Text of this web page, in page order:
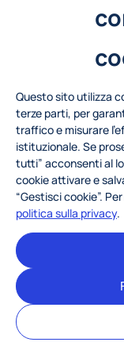
Questo sito utilizza
terze parti, per
traffico e misurare
istituzionale. Se
tutti” acconsenti al
cookie attivare e
“Gestisci cookie”.
politica sulla privacy.
Contattaci
+39 02 2399 2452
Sede legale: Piazza
Politica sulla privacy